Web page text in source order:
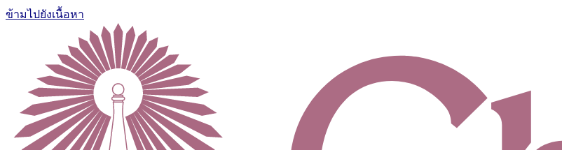
ข้ามไปยังเนื้อหา